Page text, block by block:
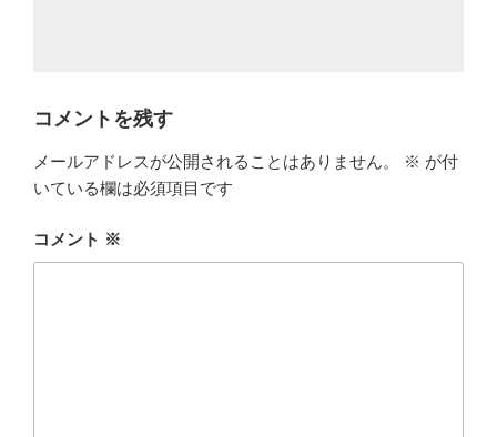
コメントを残す
メールアドレスが公開されることはありません。 ※ が付
いている欄は必須項目です
コメント ※